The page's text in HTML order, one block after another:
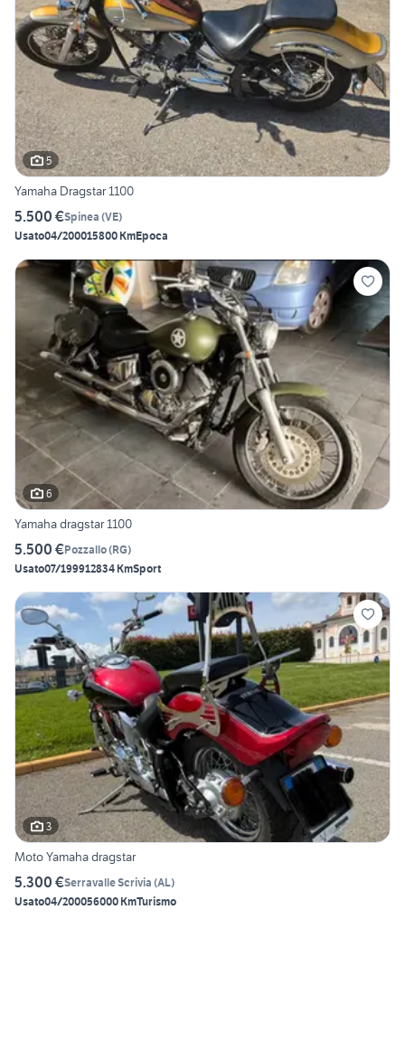
5
Yamaha Dragstar 1100
5.500 €Spinea (VE)
Usato04/200015800 KmEpoca
6
Yamaha dragstar 1100
5.500 €Pozzallo(RG)
Usato07/199912834 KmSport
3
Moto Yamaha dragstar
5.300 €Serravalle Scrivia (AL)
Usato04/200056000 KmTurismo